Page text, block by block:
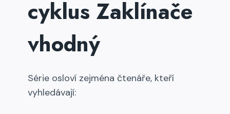
cyklus Zaklínače
vhodný
Série osloví zejména čtenáře, kteří
vyhledávají: